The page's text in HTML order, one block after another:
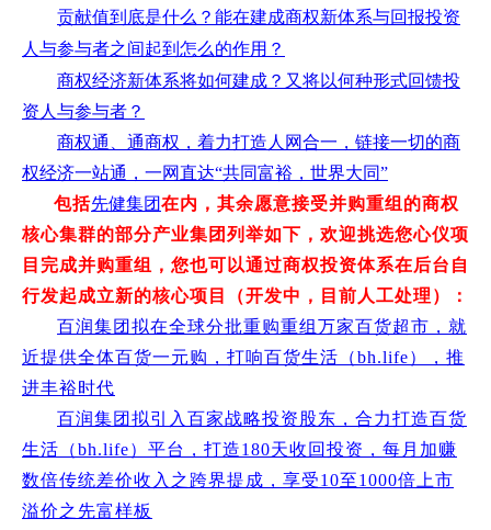
贡献值到底是什么？能在建成商权新体系与回报投资
人与参与者之间起到怎么的作用？
商权经济新体系将如何建成？又将以何种形式回馈投
资人与参与者？
商权通、通商权，着力打造人网合一，链接一切的商
权经济一站通，一网直达“共同富裕，世界大同”
包括先健集团在内 ，其余愿意接受并购重组的商权
核心集群的部分产业集团列举如下，欢迎挑选您心仪项
目完成并购重组，您也可以通过商权投资体系在后台自
行发起成立新的核心项目（开发中，目前人工处理）：
百润集团拟在全球分批重购重组万家百货超市，就
近提供全体百货一元购，打响百货生活（bh.life），推
进丰裕时代
百润集团拟引入百家战略投资股东，合力打造百货
生活（bh.life）平台，打造180天收回投资，每月加赚
数倍传统差价收入之跨界提成，享受10至1000倍上市
溢价之先富样板